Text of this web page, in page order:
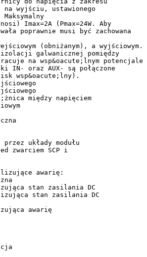
na wyjściu, ustawionego
Imax=2A (Pmax=24W. Aby
poprawnie musi być zachowana
(obniżanym), a wyjściowym.
izolacji galwanicznej pomiędzy
na wsp&oacute;lnym potencjale
IN- oraz AUX- są połączone
wsp&oacute;lny).
między napięciem
układy modułu
zwarciem SCP i
awarię:
stan zasilania DC
stan zasilania DC
awarię